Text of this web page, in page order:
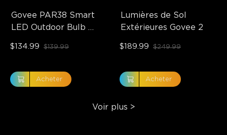
Govee PAR38 Smart
LED Outdoor Bulb
$134.99 $139.99
Acheter
Lumières de Sol
Extérieures Govee 2
$189.99 $249.99
Acheter
Voir plus >